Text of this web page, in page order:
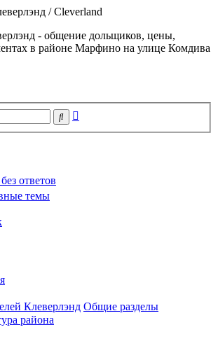
/ Cleverland
- общение дольщиков, цены,
в районе Марфино на улице Комдива
Поиск
ответов
темы
Клеверлэнд Общие разделы
района